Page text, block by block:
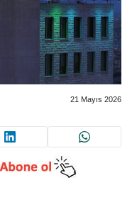
21 Mayıs 2026